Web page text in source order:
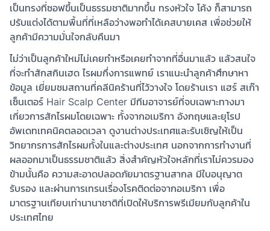
เป็นทรงที่ซอฟขึ้นเป็นธรรมชาติมากขึ้น ทรงหัวใจ โค้ง ก็สามารถ
ปรับแต่งได้ตามพื้นที่ที่เหลือว่างพอทำได้เคสบายเคส เพื่อช่วยให้
ลูกค้ามีความมั่นใจกลับคืนมา
ไม่ว่าเป็นลูกค้าใหม่ไม่เคยทำหรือเคยทำจากที่อื่นมาแล้ว แล้วสนใจ
ที่จะทำสักสกินเฮด ไรผมกึ่งการแพทย์ เราแนะนำลูกค้าศึกษาหา
ข้อมูล เยี่ยมชมสถานที่คลีนิคร้านที่ไว้วางใจ โดยร้านเรา แฮร์ สเก๊า
เซ็นเตอร์ Hair Scalp Center มีทีมอาจารย์ที่จบเฉพาะทางมา
เกี่ยวการสักไรผมโดยเฉพาะ ทั้งจากอเมริกา อังกฤษและยุโรป
อัพเดทเทคนิคตลอดเวลา ดูงานต่างประเทศและรับเชิญให้เป็น
วิทยากรการสักไรผมทั้งในและต่างประเทศ นอกจากการทำงานที่
ผลออกมาเป็นธรรมชาติแล้ว สิ่งสำคัญหัวใจหลักที่เราไม่ควรมอง
ข้ามนั้นคือ ความสะอาดปลอดภัยมาตรฐานสากล มีใบอนุญาต
รับรอง และผ่านการเทรนเรื่องโรคติดต่อจากอเมริกา เพื่อ
มาตรฐานเทียบเท่านานาชาติที่เปิดให้บริการพรีเมียมกับลูกค้าใน
ประเทศไทย